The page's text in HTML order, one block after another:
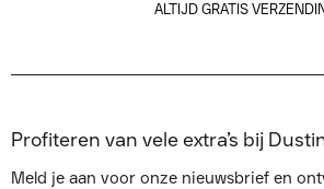
ALTIJD GRATIS
Profiteren van vele extra’s bij
Meld je aan voor onze nieuwsbrief en